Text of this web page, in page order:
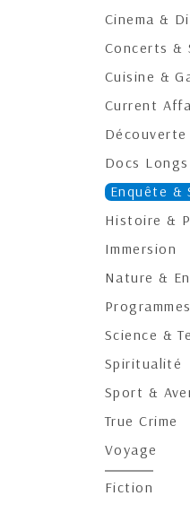
Cinema &
Concerts &
Cuisine &
Current
Docs
Enquête &
Histoire &
Immersion
Nature &
Science &
Spiritualité
Sport &
True Crime
Voyage
Fiction